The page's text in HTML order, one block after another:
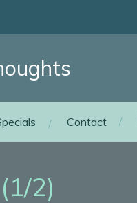
Contact
2)